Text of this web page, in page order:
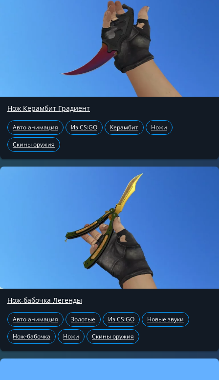
Нож Керамбит Градиент
Авто анимация Из CS:GO Керамбит Ножи
Скины оружия
Нож-бабочка Легенды
Авто анимация Золотые Из CS:GO Новые звуки
Нож-бабочка Ножи Скины оружия